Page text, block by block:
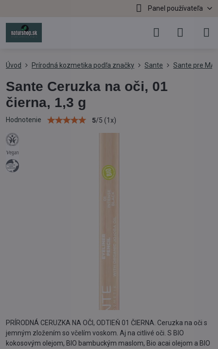
Panel používateľa
Úvod Prírodná kozmetika podľa značky Sante Sante pre
Sante Ceruzka na oči, 01
čierna, 1,3 g
Hodnotenie 5/5 (1x)
PRÍRODNÁ CERUZKA NA OČI, ODTIEŇ 01 ČIERNA. Ceruzka na oči s
jemným zložením so včelím voskom. Aj na citlivé oči. S BIO
kokosovým olejom, BIO bambuckým maslom, Bio acai olejom a BIO